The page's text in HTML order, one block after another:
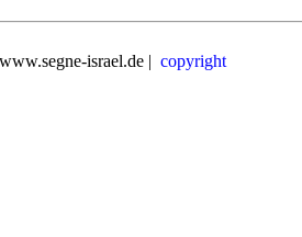
israel.de | copyright